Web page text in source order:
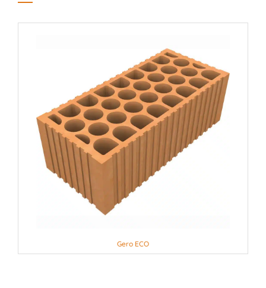
Gero ECO